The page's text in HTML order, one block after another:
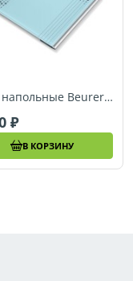
Весы напольные Beurer GS320
В КОРЗИНУ